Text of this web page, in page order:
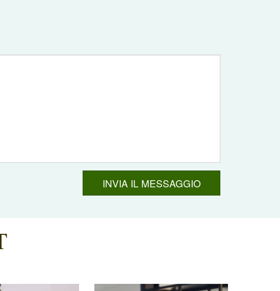
INVIA IL MESSAGGIO